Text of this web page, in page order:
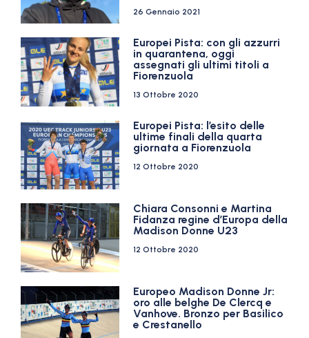
26 Gennaio 2021
Europei Pista: con gli azzurri
in quarantena, oggi
assegnati gli ultimi titoli a
Fiorenzuola
13 Ottobre 2020
Europei Pista: l’esito delle
ultime finali della quarta
giornata a Fiorenzuola
12 Ottobre 2020
Chiara Consonni e Martina
Fidanza regine d’Europa della
Madison Donne U23
12 Ottobre 2020
Europeo Madison Donne Jr:
oro alle belghe De Clercq e
Vanhove. Bronzo per Basilico
e Crestanello